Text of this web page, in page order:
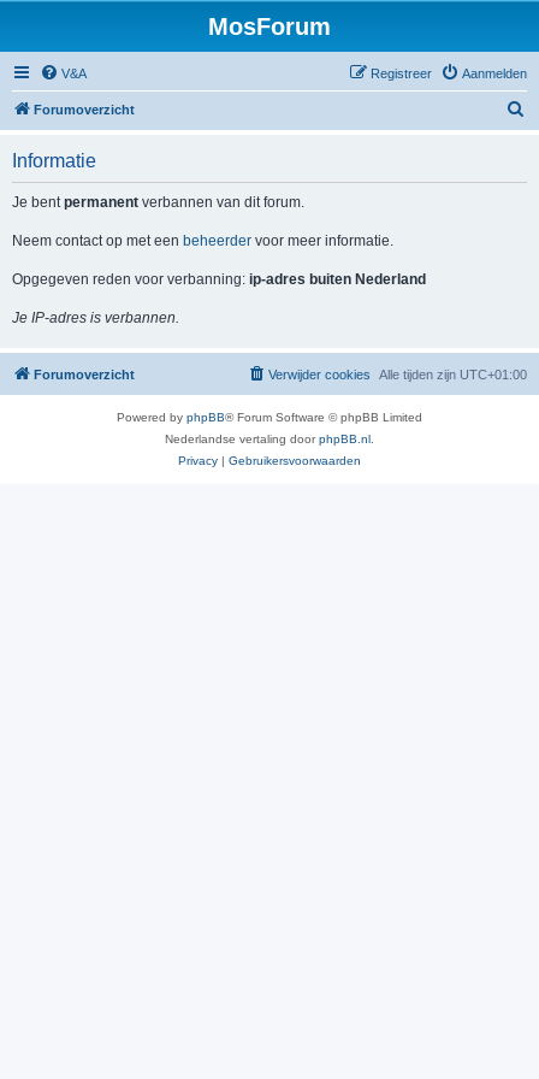
MosForum
V&A Aanmelden
Registreer
Forumoverzicht
Informatie
Je bentpermanent verbannen van dit forum.
Neem contact op met een beheerder voor meer informatie.
Opgegeven reden voor verbanning: ip-adres buiten Nederland
Je IP-adres is verbannen.
Forumoverzicht Alle tijden zijn UTC+01:00
Verwijder cookies
Powered by phpBB® Forum Software © phpBB Limited
Nederlandse vertaling doorphpBB.nl
Privacy | Gebruikersvoorwaarden